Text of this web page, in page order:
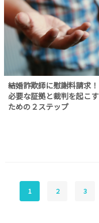
結婚詐欺師に慰謝料請求！
必要な証拠と裁判を起こす
ための２ステップ
1 2 3